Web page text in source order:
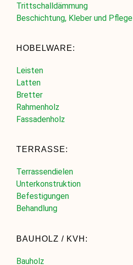
Trittschalldämmung
Beschichtung, Kleber und Pflege
HOBELWARE:
Leisten
Latten
Bretter
Rahmenholz
Fassadenholz
TERRASSE:
Terrassendielen
Unterkonstruktion
Befestigungen
Behandlung
BAUHOLZ / KVH:
Bauholz